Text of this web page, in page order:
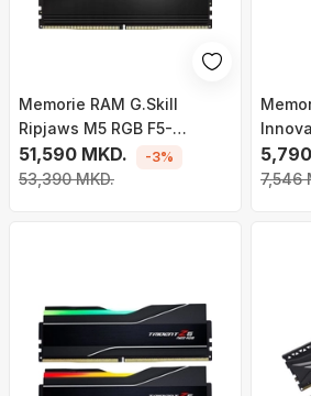
Memorie RAM G.Skill
Ripjaws M5 RGB F5-
6000J3636F16GX2-RM5RK,
DDR5, 32GB, 6000MHz
51,590 MKD.
53,390 MKD.
-3%
7,546